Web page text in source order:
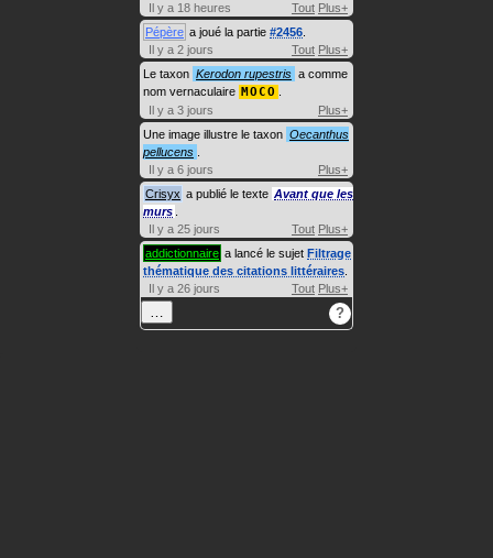
Il y a 18 heures
Tout Plus+
Pépère a joué la partie #2456
Il y a 2 jours
Tout Plus+
Le taxon Kerodon rupestris a comme
nom vernaculaire MOCO
Il y a 3 jours
Plus+
Une image illustre le taxon Oecanthus
pellucens
Il y a 6 jours
Plus+
Crisyx a publié le texte Avant que les
murs
Il y a 25 jours
Tout Plus+
addictionnaire a lancé le sujet Filtrage
thématique des citations littéraires
Il y a 26 jours
Tout Plus+
?